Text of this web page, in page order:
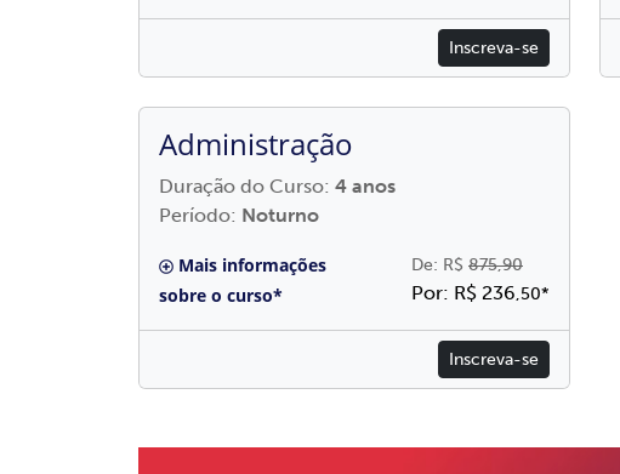
Inscreva-se
Administração
Duração do Curso: 4 anos
Período: Noturno
Mais informações
sobre o curso*
De: R$ 875,90
Por: R$ 236,50*
Inscreva-se